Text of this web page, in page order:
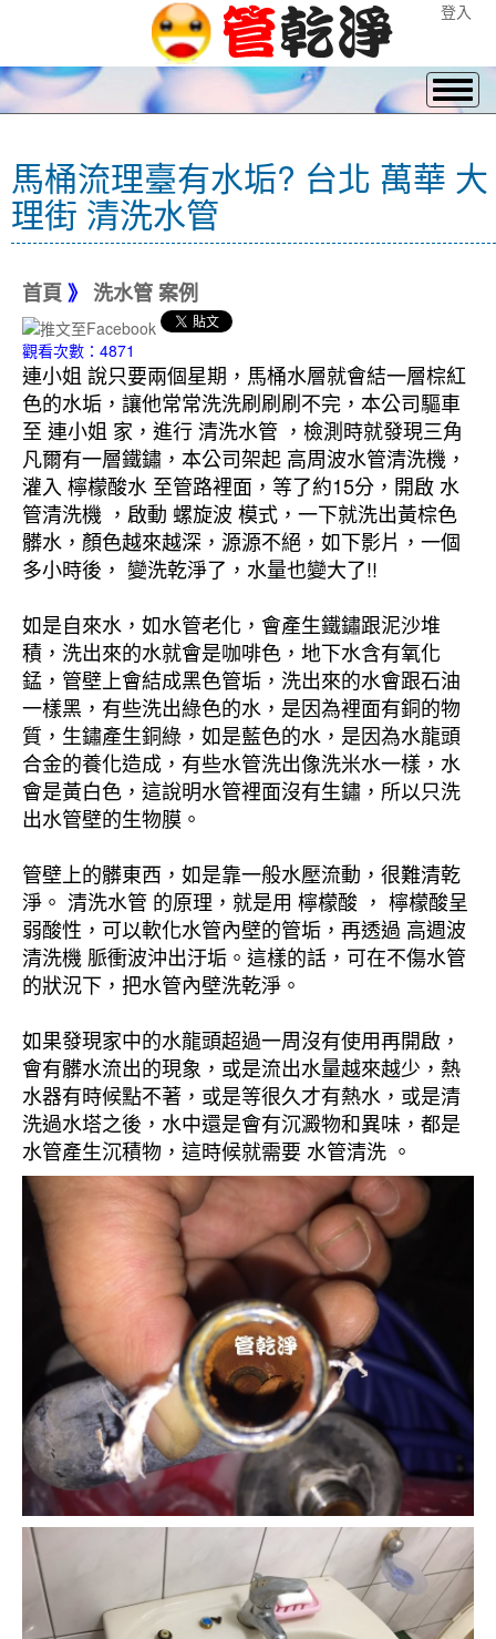
登入
馬桶流理臺有水垢? 台北 萬華 大
理街 清洗水管
首頁 》 洗水管 案例
觀看次數：4871
連小姐 說只要兩個星期，馬桶水層就會結一層棕紅
色的水垢，讓他常常洗洗刷刷刷不完，本公司驅車
至 連小姐 家，進行 清洗水管 ，檢測時就發現三角
凡爾有一層鐵鏽，本公司架起 高周波水管清洗機，
灌入 檸檬酸水 至管路裡面，等了約15分，開啟 水
管清洗機 ，啟動 螺旋波 模式，一下就洗出黃棕色
髒水，顏色越來越深，源源不絕，如下影片，一個
多小時後， 變洗乾淨了，水量也變大了!!
如是自來水，如水管老化，會產生鐵鏽跟泥沙堆
積，洗出來的水就會是咖啡色，地下水含有氧化
錳，管壁上會結成黑色管垢，洗出來的水會跟石油
一樣黑，有些洗出綠色的水，是因為裡面有銅的物
質，生鏽產生銅綠，如是藍色的水，是因為水龍頭
合金的養化造成，有些水管洗出像洗米水一樣，水
會是黃白色，這說明水管裡面沒有生鏽，所以只洗
出水管壁的生物膜。
管壁上的髒東西，如是靠一般水壓流動，很難清乾
淨。 清洗水管 的原理，就是用 檸檬酸 ， 檸檬酸呈
弱酸性，可以軟化水管內壁的管垢，再透過 高週波
清洗機 脈衝波沖出汙垢。這樣的話，可在不傷水管
的狀況下，把水管內壁洗乾淨。
如果發現家中的水龍頭超過一周沒有使用再開啟，
會有髒水流出的現象，或是流出水量越來越少，熱
水器有時候點不著，或是等很久才有熱水，或是清
洗過水塔之後，水中還是會有沉澱物和異味，都是
水管產生沉積物，這時候就需要 水管清洗 。